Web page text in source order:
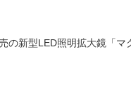
の新型LED照明拡大鏡「マ